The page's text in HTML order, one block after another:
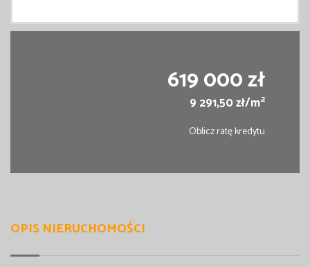
619 000 zł
9 291,50 zł/m2
Oblicz ratę kredytu
OPIS NIERUCHOMOŚCI